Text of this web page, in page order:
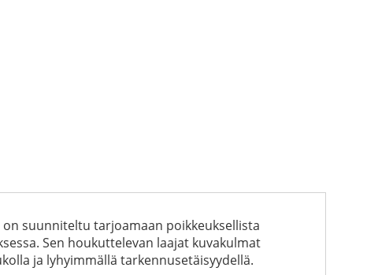
on suunniteltu tarjoamaan poikkeuksellista
Sen houkuttelevan laajat kuvakulmat
ja lyhyimmällä tarkennusetäisyydellä.